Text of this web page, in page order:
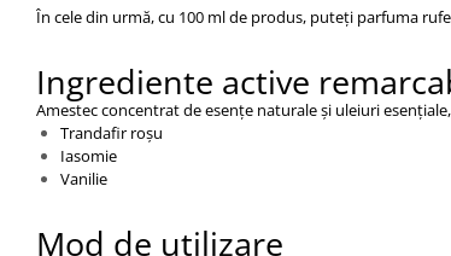
În cele din urmă, cu 100 ml de produs, puteți parfuma
Ingrediente active
Amestec concentrat de esențe naturale și uleiuri
Trandafir roșu
Iasomie
Vanilie
Mod de utilizare